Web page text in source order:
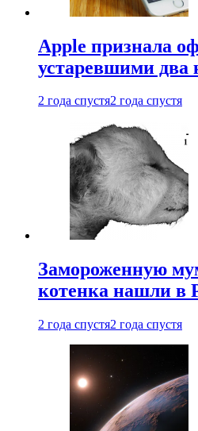
Apple признала
устаревшими два
2 года спустя2 года спустя
Замороженную
котенка нашли в
2 года спустя2 года спустя